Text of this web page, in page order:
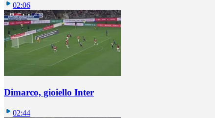
02:06
Dimarco, gioiello Inter
02:44